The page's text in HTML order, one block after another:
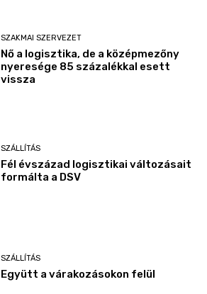
SZAKMAI SZERVEZET
Nő a logisztika, de a középmezőny
nyeresége 85 százalékkal esett
vissza
SZÁLLÍTÁS
Fél évszázad logisztikai változásait
formálta a DSV
SZÁLLÍTÁS
Együtt a várakozásokon felül